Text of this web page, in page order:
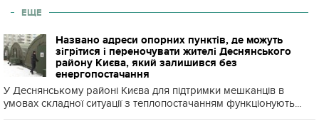
ЕЩЕ
Названо адреси опорних пунктів, де можуть
зігрітися і переночувати жителі Деснянського
району Києва, який залишився без
енергопостачання
У Деснянському районі Києва для підтримки мешканців в
умовах складної ситуації з теплопостачанням функціонують...